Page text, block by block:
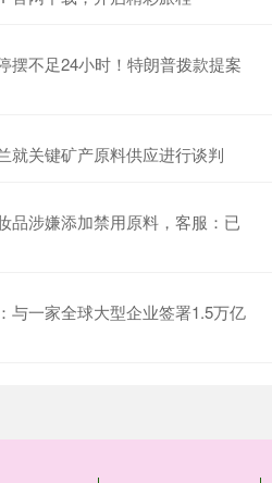
摆不足24小时！特朗普拨款提案
就关键矿产原料供应进行谈判
品涉嫌添加禁用原料，客服：已
与一家全球大型企业签署1.5万亿